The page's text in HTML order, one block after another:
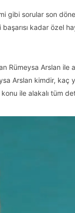
gibi sorular son
kadar özel
Arslan ile
Arslan kimdir, kaç
konu ile alakalı tüm